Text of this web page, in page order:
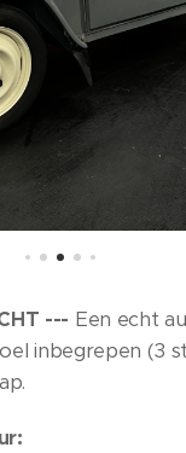
--- Een echt
inbegrepen (3